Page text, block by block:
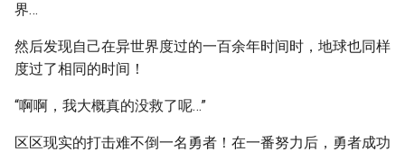
界…
然后发现自己在异世界度过的一百余年时间时，地球也同样
度过了相同的时间！
“啊啊，我大概真的没救了呢…”
区区现实的打击难不倒一名勇者！在一番努力后，勇者成功